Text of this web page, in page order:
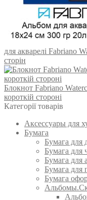
для акварелі Fabriano
сторін
Блокнот Fabriano
короткій стороні
Категорії товарів
Аксессуары для
Бумага
Бумага для
Бумага для
Бумага для
Бумага для
Бумага